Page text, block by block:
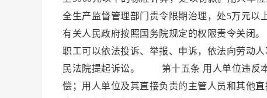
全生产监督管理部门责令限期治理，处5万元以
有关人民政府按照国务院规定的权限责令关
职工可以依法投诉、举报、申诉，依法向劳动
民法院提起诉讼。 第十五条 用人单位违反本
偿；用人单位及其直接负责的主管人员和其